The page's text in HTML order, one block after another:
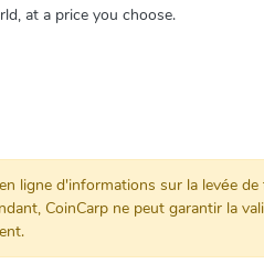
at a price you choose.
ligne d'informations sur la levée
CoinCarp ne peut garantir la